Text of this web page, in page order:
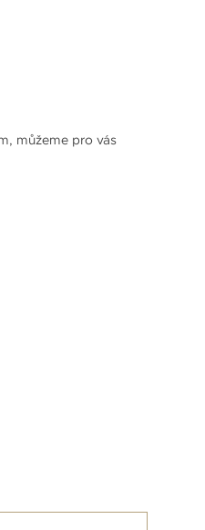
můžeme pro vás